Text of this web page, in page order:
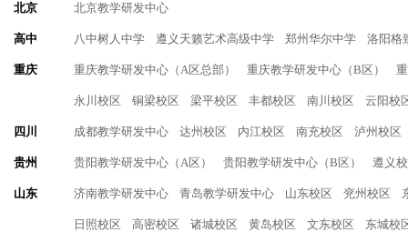
北京 北京教学研发中心
高中 八中树人中学 遵义天籁艺术高级中学 郑州华尔中学 洛阳格
重庆 重庆教学研发中心（A区总部） 重庆教学研发中心（B区）
永川校区 铜梁校区 梁平校区 丰都校区 南川校区 云阳校
四川 成都教学研发中心 达州校区 内江校区 南充校区 泸州校区
贵州 贵阳教学研发中心（A区） 贵阳教学研发中心（B区） 遵义
山东 济南教学研发中心 青岛教学研发中心 山东校区 兖州校区
日照校区 高密校区 诸城校区 黄岛校区 文东校区 东城校